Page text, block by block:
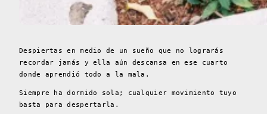
Despiertas en medio de un sueño que no lograrás
recordar jamás y ella aún descansa en ese cuarto
donde aprendió todo a la mala.
Siempre ha dormido sola; cualquier movimiento tuyo
basta para despertarla.